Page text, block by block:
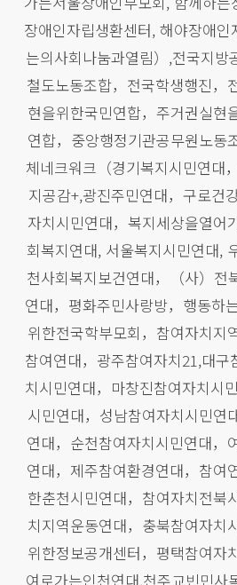
장애인자립생환센터, 해야장애
는의사회나눔과열림）,전국지방
철도노동조합，전국학생행진，
현을위한국민연합，주거권실현
연합，중앙행정기관공무원노동
체네크워크（경기복지시민연대
지공감+,광진주민연대，구로건
자치시민연대，복지세상을열어
회복지연대, 서울복지시민연대,
천사회복지보건연대，（사）전
연대，평화주민사랑방，행동하
위한전국학부모회，참여자치지
참여연대，광주참여자치21,대
치시민연대，마창진참여자치시
시민연대，성남참여자치시민연
연대，순천참여자치시민연대，
연대，제주참여환경연대，참여
한춘천시민연대，참여자치전북
치지역운동연대，충북참여자치
위한정보공개센터，평택참여자
여로가는인천연대,천주교빈민사